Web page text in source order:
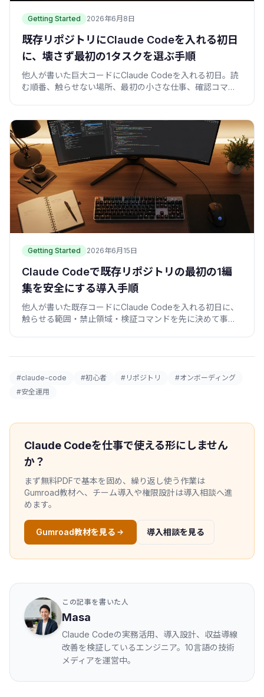
Getting Started 2026年6月8日
既存リポジトリにClaude Codeを入れる初日
に、壊さず最初の1タスクを選ぶ手順
他人が書いた巨大コードにClaude Codeを入れる初日。読
む順番、触らせない場所、最初の小さな仕事、確認コマン
Getting Started 2026年6月15日
Claude Codeで既存リポジトリの最初の1編
集を安全にする導入手順
他人が書いた既存コードにClaude Codeを入れる初日に、
触らせる範囲・禁止領域・検証コマンドを先に決めて事故
#claude-code #初心者 #リポジトリ
#オンボーディング
#安全運用
Claude Codeを仕事で使える形にしません
か？
まず無料PDFで基本を固め、繰り返し使う作業は
Gumroad教材へ、チーム導入や権限設計は導入相談へ進
めます。
Gumroad教材を見る 導入相談を見る
この記事を書いた人
Masa
Claude Codeの実務活用、導入設計、収益導線
改善を検証しているエンジニア。10言語の技術
メディアを運営中。